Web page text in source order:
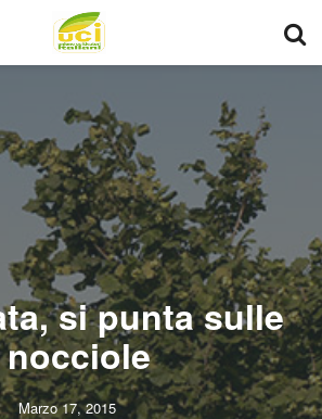
si punta sulle
nocciole
Marzo 17, 2015